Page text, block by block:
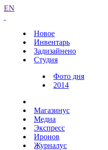
EN
Новое
Инвентарь
Задизайнено
Студия
Фото дня
2014
Магазинус
Медиа
Экспресс
Иронов
Журналус